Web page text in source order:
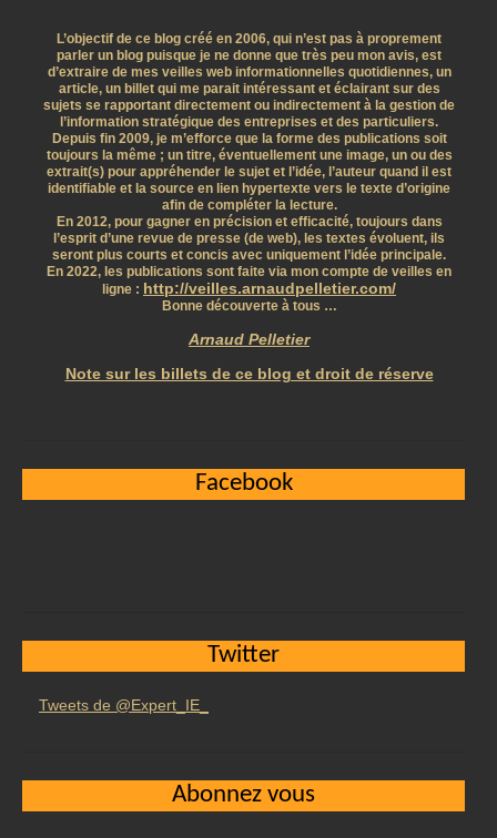
L’objectif de ce blog créé en 2006, qui n’est pas à proprement
parler un blog puisque je ne donne que très peu mon avis, est
d’extraire de mes veilles web informationnelles quotidiennes, un
article, un billet qui me parait intéressant et éclairant sur des
sujets se rapportant directement ou indirectement à la gestion de
l’information stratégique des entreprises et des particuliers.
Depuis fin 2009, je m’efforce que la forme des publications soit
toujours la même ; un titre, éventuellement une image, un ou des
extrait(s) pour appréhender le sujet et l’idée, l’auteur quand il est
identifiable et la source en lien hypertexte vers le texte d’origine
afin de compléter la lecture.
En 2012, pour gagner en précision et efficacité, toujours dans
l’esprit d’une revue de presse (de web), les textes évoluent, ils
seront plus courts et concis avec uniquement l’idée principale.
En 2022, les publications sont faite via mon compte de veilles en
ligne : http://veilles.arnaudpelletier.com/
Bonne découverte à tous …
Arnaud Pelletier
Note sur les billets de ce blog et droit de réserve
Facebook
Twitter
Tweets de @Expert_IE_
Abonnez vous